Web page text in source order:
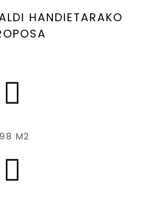
HANDIETARAKO
M2